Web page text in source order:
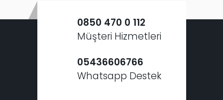
0850 470 0 112
Müşteri Hizmetleri
05436606766
Whatsapp Destek